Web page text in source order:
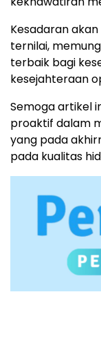
Kesadaran
ternilai,
terbaik bagi
kesejahteraan
Semoga artikel
proaktif dalam
yang pada
pada kualitas